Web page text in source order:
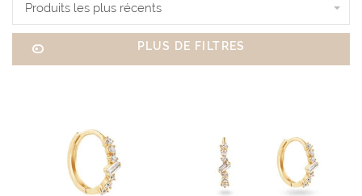
Produits les plus récents
PLUS DE FILTRES